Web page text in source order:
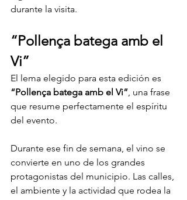
durante la visita.
“Pollença batega amb el
Vi”
El lema elegido para esta edición es
“Pollença batega amb el Vi” , una frase
que resume perfectamente el espíritu
del evento.
Durante ese fin de semana, el vino se
convierte en uno de los grandes
protagonistas del municipio. Las calles,
el ambiente y la actividad que rodea la